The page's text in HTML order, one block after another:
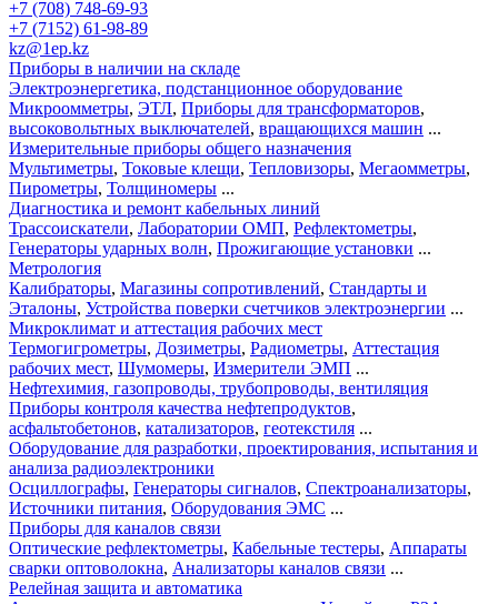
+7 (708) 748-69-93
+7 (7152) 61-98-89
kz@1ep.kz
Приборы в наличии на складе
Электроэнергетика, подстанционное оборудование
Микроомметры, ЭТЛ, Приборы для трансформаторов,
высоковольтных выключателей, вращающихся машин ...
Измерительные приборы общего назначения
Мультиметры, Токовые клещи, Тепловизоры, Мегаомметры,
Пирометры, Толщиномеры ...
Диагностика и ремонт кабельных линий
Трассоискатели, Лаборатории ОМП, Рефлектометры,
Генераторы ударных волн, Прожигающие установки ...
Метрология
Калибраторы, Магазины сопротивлений, Стандарты и
Эталоны, Устройства поверки счетчиков электроэнергии ...
Микроклимат и аттестация рабочих мест
Термогигрометры, Дозиметры, Радиометры, Аттестация
рабочих мест, Шумомеры, Измерители ЭМП ...
Нефтехимия, газопроводы, трубопроводы, вентиляция
Приборы контроля качества нефтепродуктов,
асфальтобетонов, катализаторов, геотекстиля ...
Оборудование для разработки, проектирования, испытания и
анализа радиоэлектроники
Осциллографы, Генераторы сигналов, Спектроанализаторы,
Источники питания, Оборудования ЭМС ...
Приборы для каналов связи
Оптические рефлектометры, Кабельные тестеры, Аппараты
сварки оптоволокна, Анализаторы каналов связи ...
Релейная защита и автоматика